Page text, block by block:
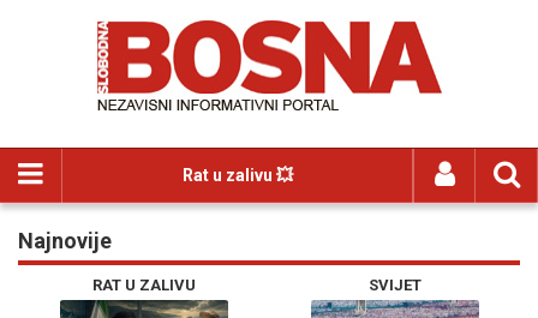
Rat u zalivu 💥
Najnovije
RAT U ZALIVU SVIJET